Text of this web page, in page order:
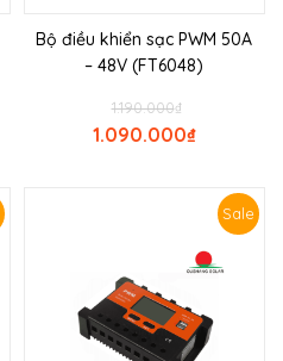
Bộ điều khiển sạc PWM 50A
– 48V (FT6048)
₫
1.190.000
₫
1.090.000
Sale